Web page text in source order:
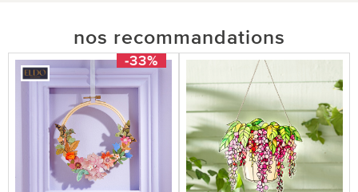
nos recommandations
-33%